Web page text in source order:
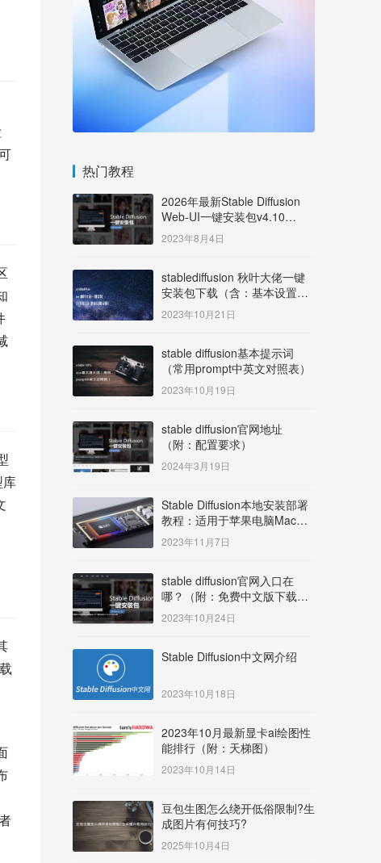
库
热门教程
2026年最新Stable Diffusion
Web-UI一键安装包v4.10
Windows版【支持50系显卡】
2023年8月4日
stablediffusion 秋叶大佬一键
安装包下载（含：基本设置说
明）
2023年10月21日
stable diffusion基本提示词
（常用prompt中英文对照表）
2023年10月19日
stable diffusion官网地址
（附：配置要求）
2024年3月19日
Stable Diffusion本地安装部署
教程：适用于苹果电脑Mac
OS系统M系列芯片：
MacBook/iMac等
2023年11月7日
stable diffusion官网入口在
哪？（附：免费中文版下载安
装教程）
2023年10月24日
Stable Diffusion中文网介绍
2023年10月18日
2023年10月最新显卡ai绘图性
能排行（附：天梯图）
2023年10月14日
豆包生图怎么绕开低俗限制?生
成图片有何技巧?
2025年10月4日